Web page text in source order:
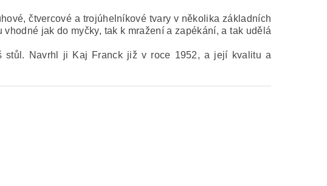
čtvercové a trojúhelníkové tvary v několika základních
jak do myčky, tak k mražení a zapékání, a tak udělá
stůl. Navrhl ji Kaj Franck již v roce 1952, a její kvalitu a